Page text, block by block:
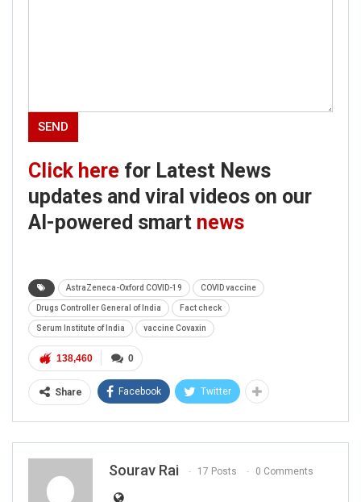
Click here for Latest News
updates and viral videos on our
AI-powered smart news
AstraZeneca-Oxford COVID-19 COVID vaccine
Drugs Controller General of India Fact check
Serum Institute of India vaccine Covaxin
0
138,460
Share Facebook Twitter
Sourav Rai 17 Posts 0 Comments